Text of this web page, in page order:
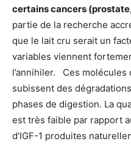
certains cancers
partie de la recherche
que le lait cru serait un
variables viennent
l’annihiler. Ces
subissent des
phases de digestion. La
est très faible par rapport
d’IGF-1 produites